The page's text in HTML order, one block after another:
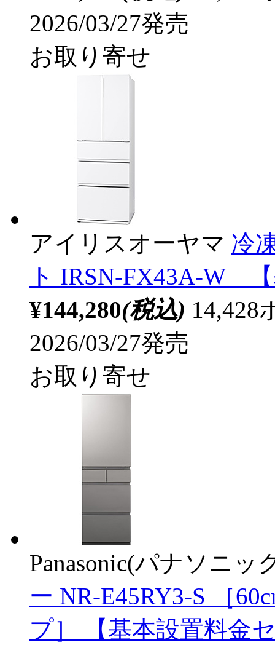
2026/03/27発売
お取り寄せ
アイリスオーヤマ 冷
ト IRSN-FX43A-W
¥144,280(税込) 14,428
2026/03/27発売
お取り寄せ
Panasonic(パナソニッ
ー NR-E45RY3-S ［
プ］ 【基本設置料金